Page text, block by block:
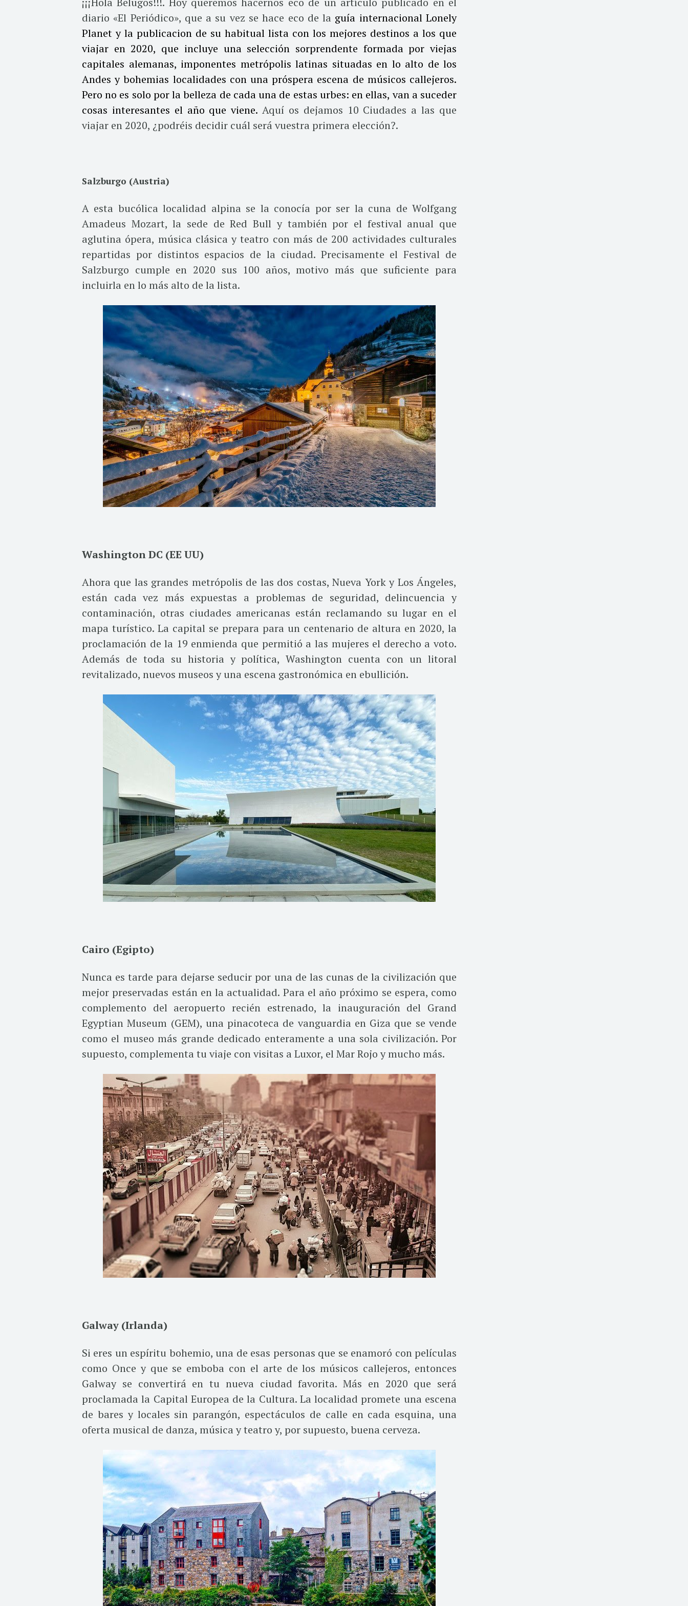
diario «El Periódico», que a su vez se hace eco de la guía internacional Lonely
Planet y la publicacion de su habitual lista con los mejores destinos a los que
viajar en 2020, que incluye una selección sorprendente formada por viejas
capitales alemanas, imponentes metrópolis latinas situadas en lo alto de los
Andes y bohemias localidades con una próspera escena de músicos callejeros.
Pero no es solo por la belleza de cada una de estas urbes: en ellas, van a suceder
cosas interesantes el año que viene.Aquí os dejamos 10 Ciudades a las que
viajar en 2020, ¿podréis decidir cuál será vuestra primera elección?.
Salzburgo (Austria)
A esta bucólica localidad alpina se la conocía por ser la cuna de Wolfgang
Amadeus Mozart, la sede de Red Bull y también por el festival anual que
aglutina ópera, música clásica y teatro con más de 200 actividades culturales
repartidas por distintos espacios de la ciudad. Precisamente el Festival de
Salzburgo cumple en 2020 sus 100 años, motivo más que suficiente para
incluirla en lo más alto de la lista.
Washington DC (EE UU)
Ahora que las grandes metrópolis de las dos costas, Nueva York y Los Ángeles,
están cada vez más expuestas a problemas de seguridad, delincuencia y
contaminación, otras ciudades americanas están reclamando su lugar en el
mapa turístico. La capital se prepara para un centenario de altura en 2020, la
proclamación de la 19 enmienda que permitió a las mujeres el derecho a voto.
Además de toda su historia y política, Washington cuenta con un litoral
revitalizado, nuevos museos y una escena gastronómica en ebullición.
Cairo (Egipto)
Nunca es tarde para dejarse seducir por una de las cunas de la civilización que
mejor preservadas están en la actualidad. Para el año próximo se espera, como
complemento del aeropuerto recién estrenado, la inauguración del Grand
Egyptian Museum (GEM), una pinacoteca de vanguardia en Giza que se vende
como el museo más grande dedicado enteramente a una sola civilización. Por
supuesto, complementa tu viaje con visitas a Luxor, el Mar Rojo y mucho más.
Galway (Irlanda)
Si eres un espíritu bohemio, una de esas personas que se enamoró con películas
como Once y que se emboba con el arte de los músicos callejeros, entonces
Galway se convertirá en tu nueva ciudad favorita. Más en 2020 que será
proclamada la Capital Europea de la Cultura. La localidad promete una escena
de bares y locales sin parangón, espectáculos de calle en cada esquina, una
oferta musical de danza, música y teatro y, por supuesto, buena cerveza.